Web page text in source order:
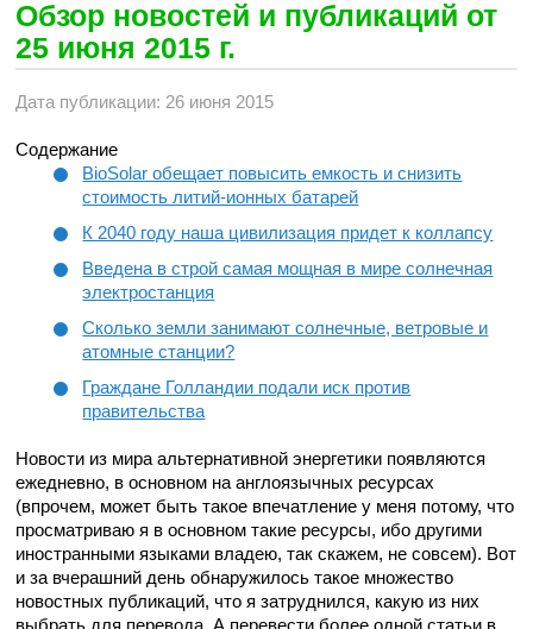
Обзор новостей и публикаций от
25 июня 2015 г.
Дата публикации: 26 июня 2015
Содержание
BioSolar обещает повысить емкость и снизить
стоимость литий-ионных батарей
К 2040 году наша цивилизация придет к коллапсу
Введена в строй самая мощная в мире солнечная
электростанция
Сколько земли занимают солнечные, ветровые и
атомные станции?
Граждане Голландии подали иск против
правительства
Новости из мира альтернативной энергетики появляются
ежедневно, в основном на англоязычных ресурсах
(впрочем, может быть такое впечатление у меня потому, что
просматриваю я в основном такие ресурсы, ибо другими
иностранными языками владею, так скажем, не совсем). Вот
и за вчерашний день обнаружилось такое множество
новостных публикаций, что я затруднился, какую из них
выбрать для перевода. А перевести более одной статьи в